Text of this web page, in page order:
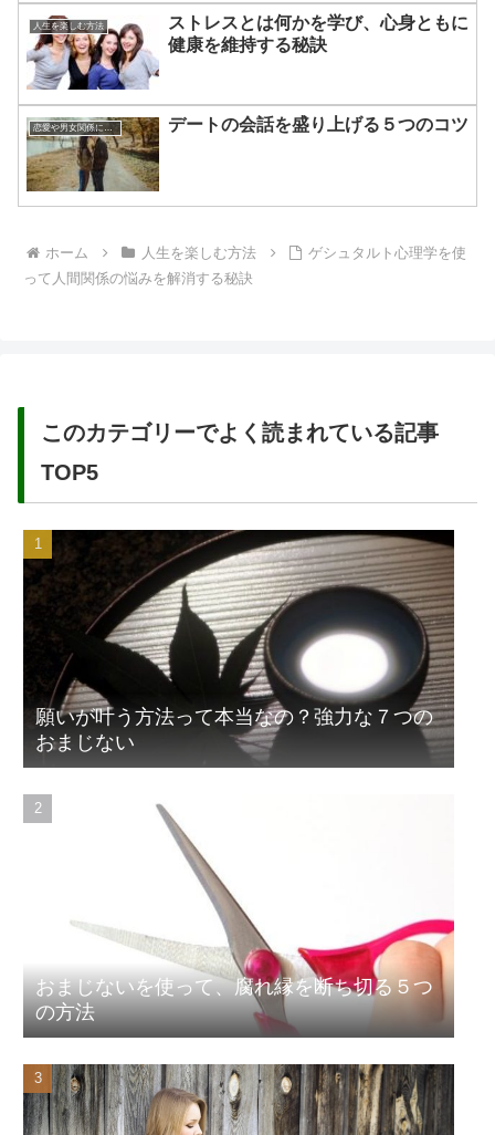
人生を楽しむ方法
ストレスとは何かを学び、心身ともに
健康を維持する秘訣
恋愛や男女関係についてのあれこれ デートの会話を盛り上げる５つのコツ
ホーム 人生を楽しむ方法
ゲシュタルト心理学を使
って人間関係の悩みを解消する秘訣
このカテゴリーでよく読まれている記事
TOP5
願いが叶う方法って本当なの？強力な７つの
おまじない
おまじないを使って、腐れ縁を断ち切る５つ
の方法